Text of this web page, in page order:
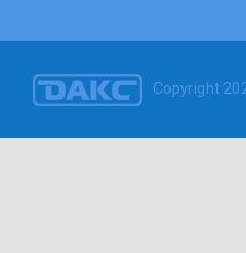
Copyright